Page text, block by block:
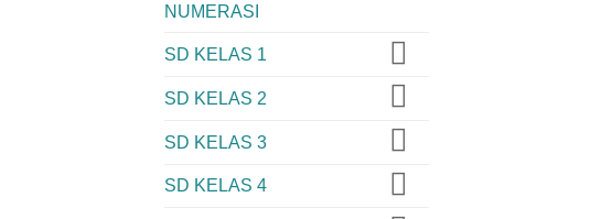
NUMERASI
SD KELAS 1
SD KELAS 2
SD KELAS 3
SD KELAS 4